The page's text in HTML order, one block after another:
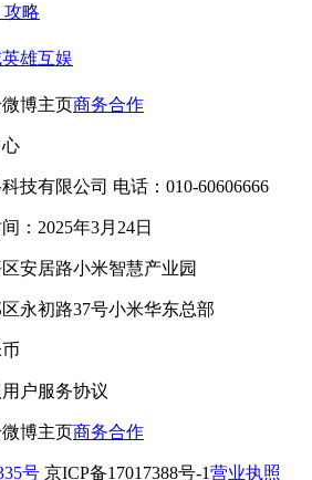
攻略
英雄互娱
微博主页商务合作
技有限公司 电话：010-60606666
：2025年3月24日
安居路小米智慧产业园
永初路37号小米华东总部
用户服务协议
微博主页商务合作
号 京ICP备17017388号-1营业执照